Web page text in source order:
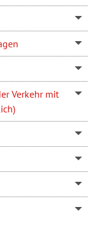
Verkehr mit